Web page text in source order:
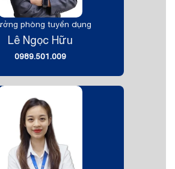
phòng tuyển dụng
Lê Ngọc Hữu
0989.501.009